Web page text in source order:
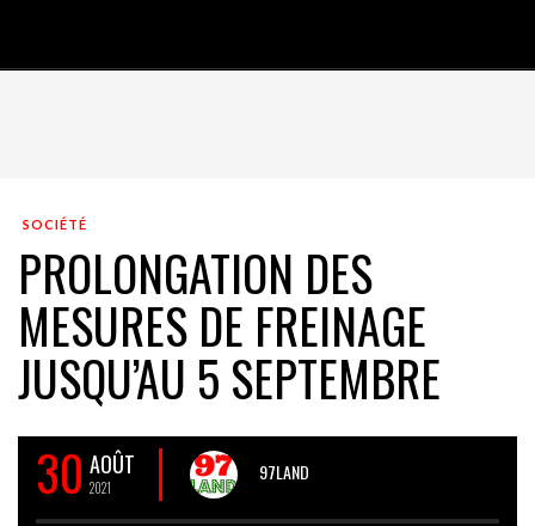
SOCIÉTÉ
PROLONGATION DES
MESURES DE FREINAGE
JUSQU’AU 5 SEPTEMBRE
30 AOÛT
2021
97LAND